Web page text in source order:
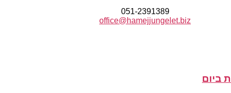
051-2391389
office@hamejjungelet.biz